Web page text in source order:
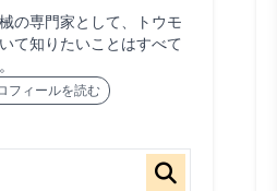
の専門家として、トウモ
て知りたいことはすべて
フィールを読む